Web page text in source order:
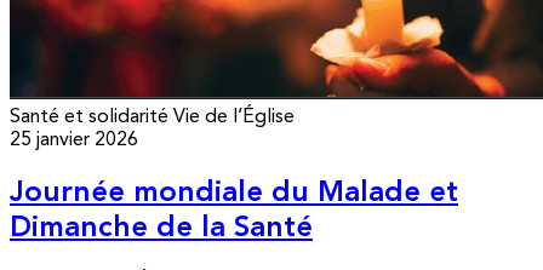
Santé et solidarité Vie de l’Église
25 janvier 2026
Journée mondiale du Malade et
Dimanche de la Santé